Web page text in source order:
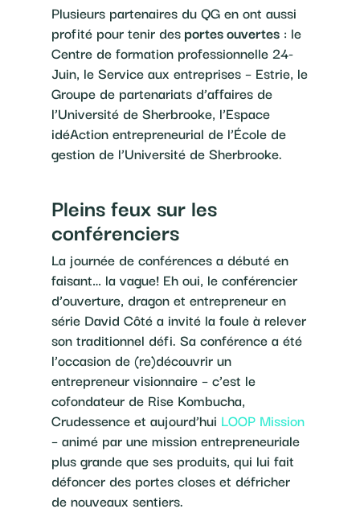
Plusieurs partenaires du QG en ont aussi
profité pour tenir desportes ouvertes : le
Centre de formation professionnelle 24-
Juin, le Service aux entreprises – Estrie, le
Groupe de partenariats d’affaires de
l’Université de Sherbrooke, l’Espace
idéAction entrepreneurial de l’École de
gestion de l’Université de Sherbrooke.
Pleins feux sur les
conférenciers
La journée de conférences a débuté en
faisant… la vague! Eh oui, le conférencier
d’ouverture, dragon et entrepreneur en
série David Côté a invité la foule à relever
son traditionnel défi. Sa conférence a été
l’occasion de (re)découvrir un
entrepreneur visionnaire – c’est le
cofondateur de Rise Kombucha,
Crudessence et aujourd’hui LOOP Mission
– animé par une mission entrepreneuriale
plus grande que ses produits, qui lui fait
défoncer des portes closes et défricher
de nouveaux sentiers.